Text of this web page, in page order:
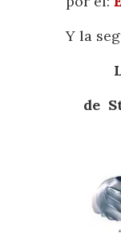
Y la
de